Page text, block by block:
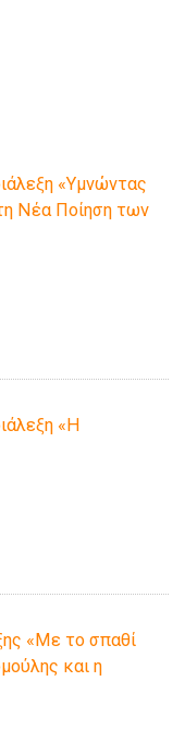
«Υμνώντας
Νέα Ποίηση των
«Η
«Με το σπαθί
και η